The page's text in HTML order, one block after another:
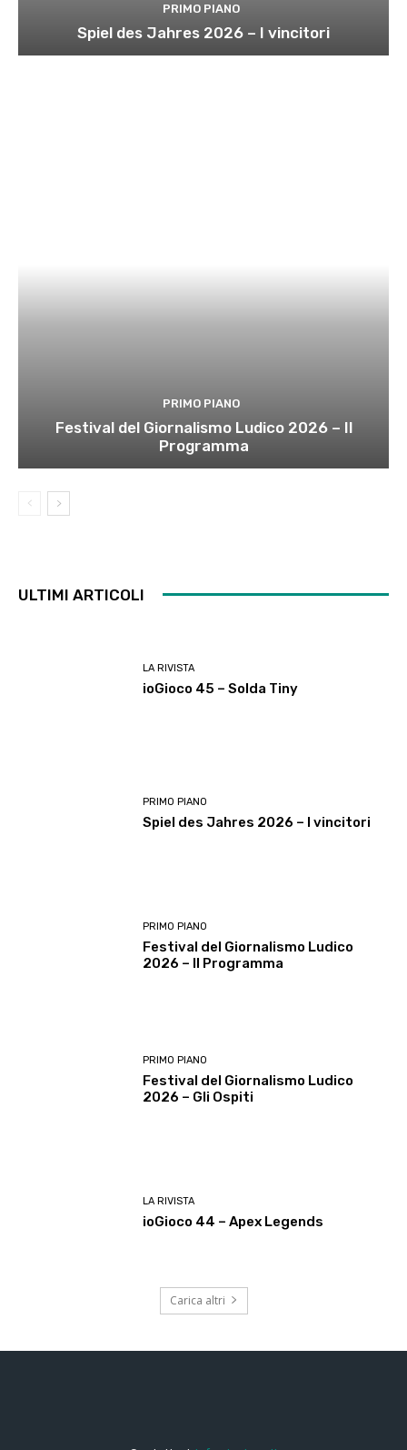
PRIMO PIANO
Spiel des Jahres 2026 – I vincitori
PRIMO PIANO
Festival del Giornalismo Ludico 2026 – Il
Programma
ULTIMI ARTICOLI
LA RIVISTA
ioGioco 45 – Solda Tiny
PRIMO PIANO
Spiel des Jahres 2026 – I vincitori
PRIMO PIANO
Festival del Giornalismo Ludico
2026 – Il Programma
PRIMO PIANO
Festival del Giornalismo Ludico
2026 – Gli Ospiti
LA RIVISTA
ioGioco 44 – Apex Legends
Carica altri